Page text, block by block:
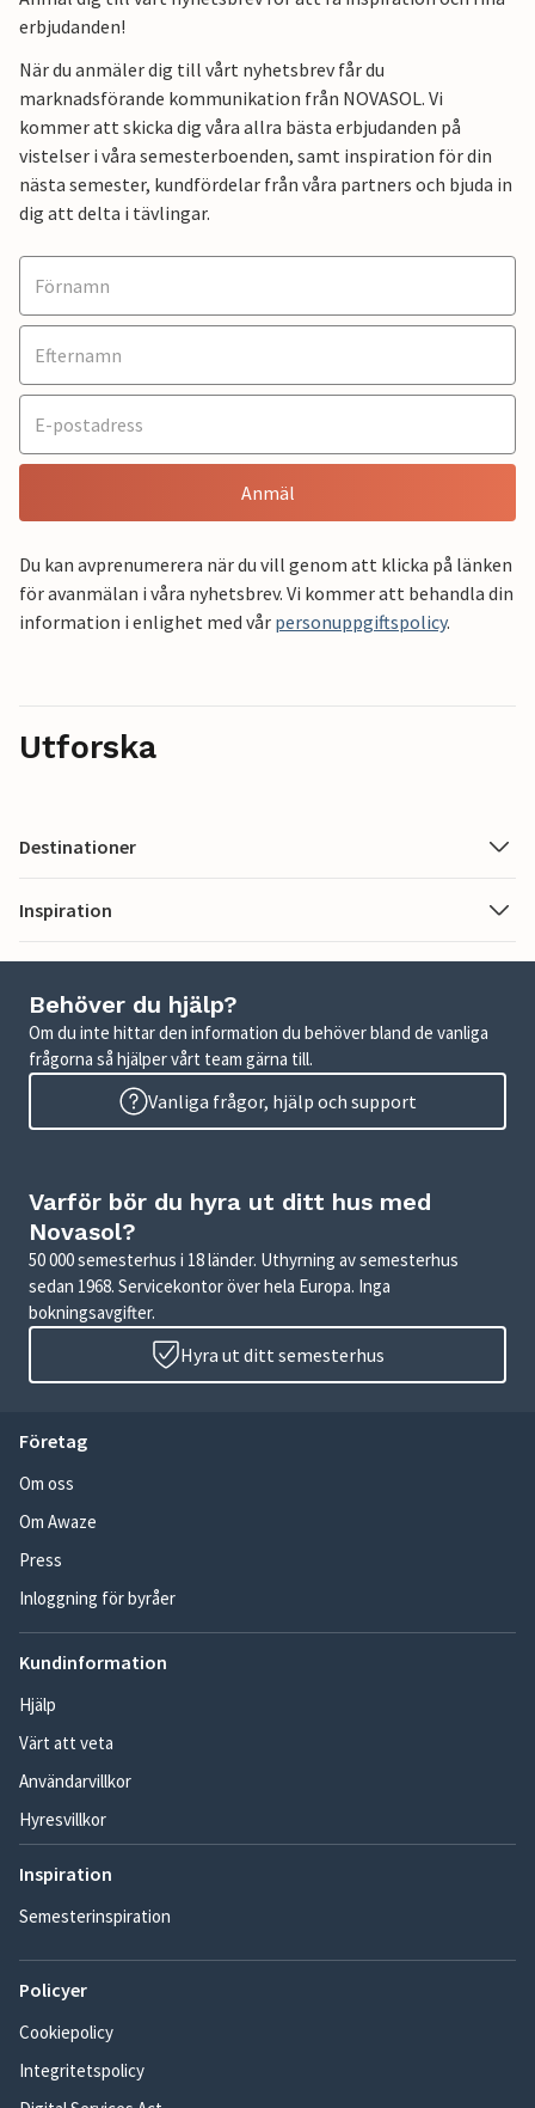
erbjudanden!
När du anmäler dig till vårt nyhetsbrev får du
marknadsförande kommunikation från NOVASOL. Vi
kommer att skicka dig våra allra bästa erbjudanden på
vistelser i våra semesterboenden, samt inspiration för din
nästa semester, kundfördelar från våra partners och bjuda in
dig att delta i tävlingar.
Anmäl
Du kan avprenumerera när du vill genom att klicka på länken
för avanmälan i våra nyhetsbrev. Vi kommer att behandla din
information i enlighet med vår personuppgiftspolicy.
Utforska
Destinationer
Inspiration
Behöver du hjälp?
Om du inte hittar den information du behöver bland de vanliga
frågorna så hjälper vårt team gärna till.
Vanliga frågor, hjälp och support
Varför bör du hyra ut ditt hus med
Novasol?
50 000 semesterhus i 18 länder. Uthyrning av semesterhus
sedan 1968. Servicekontor över hela Europa. Inga
bokningsavgifter.
Hyra ut ditt semesterhus
Företag
Om oss
Om Awaze
Press
Inloggning för byråer
Kundinformation
Hjälp
Värt att veta
Användarvillkor
Hyresvillkor
Inspiration
Semesterinspiration
Policyer
Cookiepolicy
Integritetspolicy